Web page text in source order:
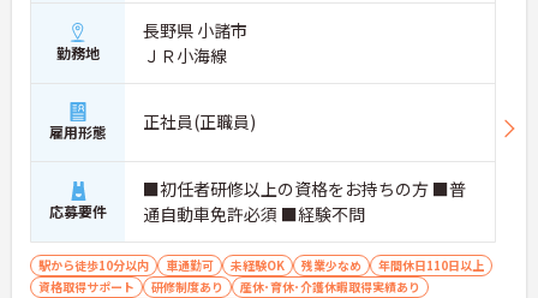
勤務地
長野県 小諸市
ＪＲ小海線
雇用形態 正社員(正職員)
応募要件
■初任者研修以上の資格をお持ちの方 ■普
通自動車免許必須 ■経験不問
駅から徒歩10分以内 車通勤可 未経験OK 残業少なめ
年間休日110日以上
資格取得サポート
研修制度あり
産休･育休･介護休暇取得実績あり